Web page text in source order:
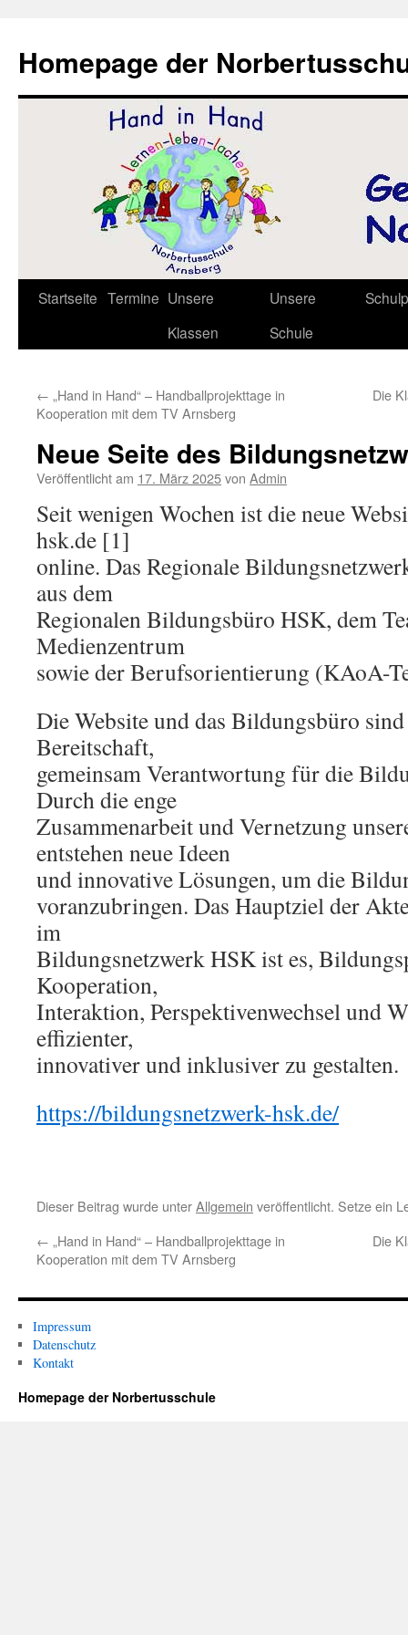
springen
Homepage der
Startseite Termine Unsere
Klassen
Unsere
Schule
← „Hand in Hand“ – Handballprojekttage in
Kooperation mit dem TV Arnsberg
Die
Neue Seite des
Veröffentlicht am 17. März 2025von Admin
Seit wenigen Wochen ist die neue
hsk.de [1]
online. Das Regionale
aus dem
Regionalen Bildungsbüro HSK, dem
Medienzentrum
sowie der Berufsorientierung (KAoA-
Die Website und das Bildungsbüro
Bereitschaft,
gemeinsam Verantwortung für die
Durch die enge
Zusammenarbeit und Vernetzung
entstehen neue Ideen
und innovative Lösungen, um die
voranzubringen. Das Hauptziel der
im
Bildungsnetzwerk HSK ist es,
Kooperation,
Interaktion, Perspektivenwechsel und
effizienter,
innovativer und inklusiver zu gestalten.
https://bildungsnetzwerk-hsk.de/
Dieser Beitrag wurde unterAllgemein veröffentlicht. Setze ein
← „Hand in Hand“ – Handballprojekttage in
Kooperation mit dem TV Arnsberg
Die
Impressum
Datenschutz
Kontakt
Homepage der Norbertusschule